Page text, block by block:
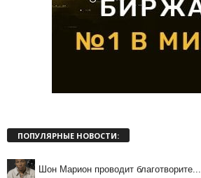
ПОПУЛЯРНЫЕ НОВОСТИ:
Шон Марион проводит благотворите...